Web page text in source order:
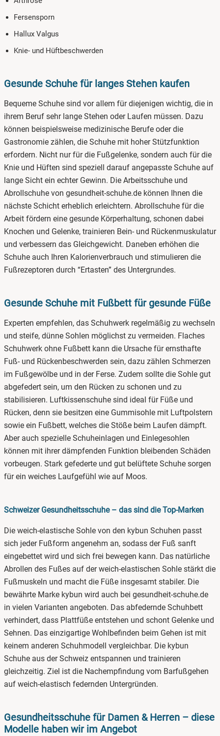
Fersensporn
Hallux Valgus
Knie- und Hüftbeschwerden
Gesunde Schuhe für langes Stehen kaufen
Bequeme Schuhe sind vor allem für diejenigen wichtig, die in
ihrem Beruf sehr lange Stehen oder Laufen müssen. Dazu
können beispielsweise medizinische Berufe oder die
Gastronomie zählen, die Schuhe mit hoher Stützfunktion
erfordern. Nicht nur für die Fußgelenke, sondern auch für die
Knie und Hüften sind speziell darauf angepasste Schuhe auf
lange Sicht ein echter Gewinn. Die Arbeitsschuhe und
Abrollschuhe von gesundheit-schuhe.de können Ihnen die
nächste Schicht erheblich erleichtern. Abrollschuhe für die
Arbeit fördern eine gesunde Körperhaltung, schonen dabei
Knochen und Gelenke, trainieren Bein- und Rückenmuskulatur
und verbessern das Gleichgewicht. Daneben erhöhen die
Schuhe auch Ihren Kalorienverbrauch und stimulieren die
Fußrezeptoren durch “Ertasten” des Untergrundes.
Gesunde Schuhe mit Fußbett für gesunde Füße
Experten empfehlen, das Schuhwerk regelmäßig zu wechseln
und steife, dünne Sohlen möglichst zu vermeiden. Flaches
Schuhwerk ohne Fußbett kann die Ursache für ernsthafte
Fuß- und Rückenbeschwerden sein, dazu zählen Schmerzen
im Fußgewölbe und in der Ferse. Zudem sollte die Sohle gut
abgefedert sein, um den Rücken zu schonen und zu
stabilisieren. Luftkissenschuhe sind ideal für Füße und
Rücken, denn sie besitzen eine Gummisohle mit Luftpolstern
sowie ein Fußbett, welches die Stöße beim Laufen dämpft.
Aber auch spezielle Schuheinlagen und Einlegesohlen
können mit ihrer dämpfenden Funktion bleibenden Schäden
vorbeugen. Stark gefederte und gut belüftete Schuhe sorgen
für ein weiches Laufgefühl wie auf Moos.
Schweizer Gesundheitsschuhe – das sind die Top-Marken
Die weich-elastische Sohle von den kybun Schuhen passt
sich jeder Fußform angenehm an, sodass der Fuß sanft
eingebettet wird und sich frei bewegen kann. Das natürliche
Abrollen des Fußes auf der weich-elastischen Sohle stärkt die
Fußmuskeln und macht die Füße insgesamt stabiler. Die
bewährte Marke kybun wird auch bei gesundheit-schuhe.de
in vielen Varianten angeboten. Das abfedernde Schuhbett
verhindert, dass Plattfüße entstehen und schont Gelenke und
Sehnen. Das einzigartige Wohlbefinden beim Gehen ist mit
keinem anderen Schuhmodell vergleichbar. Die kybun
Schuhe aus der Schweiz entspannen und trainieren
gleichzeitig. Ziel ist die Nachempfindung vom Barfußgehen
auf weich-elastisch federnden Untergründen.
Gesundheitsschuhe für Damen & Herren – diese
Modelle haben wir im Angebot